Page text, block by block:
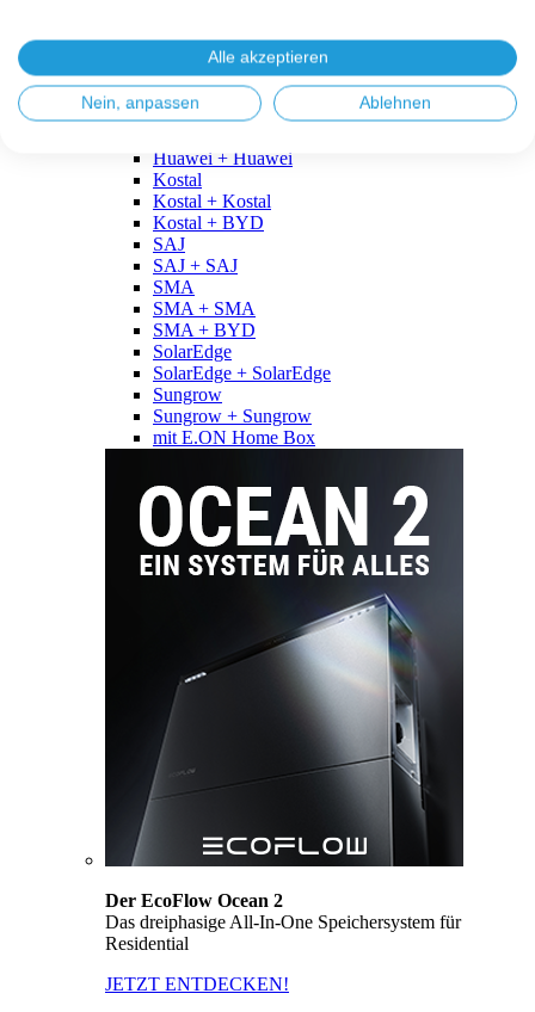
Fronius + BYD
GoodWe
GoodWe + GoodWe
GoodWe + BYD
Huawei + Huawei
Kostal
Kostal + Kostal
Kostal + BYD
SAJ
SAJ + SAJ
SMA
SMA + SMA
SMA + BYD
SolarEdge
SolarEdge + SolarEdge
Sungrow
Sungrow + Sungrow
mit E.ON Home Box
Der EcoFlow Ocean 2
Das dreiphasige All-In-One Speichersystem für
Residential
JETZT ENTDECKEN!
Alle akzeptieren
Nein, anpassen Ablehnen